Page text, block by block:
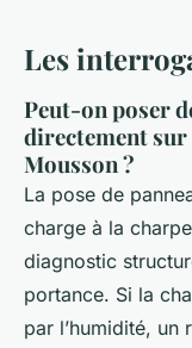
Les
Peut-on poser
directement
Mousson ?
La pose de
charge à la
diagnostic
portance. Si la
par l’humidité, un